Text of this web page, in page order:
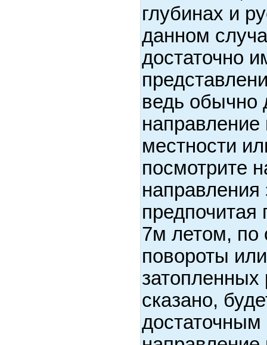
глубинах и
данном
достаточно
ведь обычно
направление
местности
посмотрите
направления
предпочитая
7м летом, по
повороты
затопленных
сказано,
достаточным